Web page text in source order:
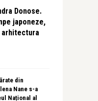
Donose.
japoneze,
arhitectura
din
Nane s-a
Național al